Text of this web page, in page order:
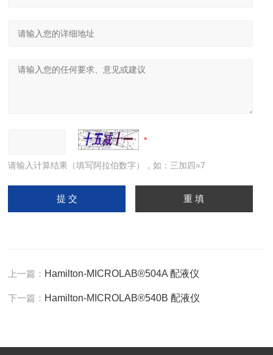
请输入计算结果（填写阿拉伯数字），如：三加四=7
上一篇： Hamilton-MICROLAB®504A 配液仪
下一篇： Hamilton-MICROLAB®540B 配液仪